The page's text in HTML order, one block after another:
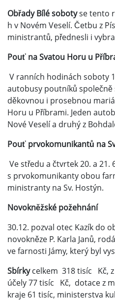
Obřady Bílé sobotyse tento
h v Novém Veselí. Četbu z
ministrantů, přednesli i
Pouť na Svatou Horu u
V ranních hodinách soboty
autobusy poutníků společně
děkovnou i prosebnou
Horu u Příbrami. Jeden
Nové Veselí a druhý z
Pouť prvokomunikantů na
Ve středu a čtvrtek 20. a 21.
s prvokomunikanty obou
ministranty na Sv. Hostýn.
Novokněžské požehnání
30.12. pozval otec Kazík do
novokněze P. Karla Janů,
ve farnosti Jámy, který byl
Sbírkycelkem 318 tisíc Kč,
účely 77 tisíc Kč, dotace z
kraje 61 tisíc, ministerstva